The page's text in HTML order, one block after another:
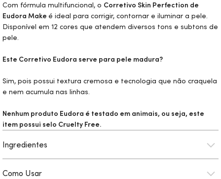
Com fórmula multifuncional, o Corretivo Skin Perfection de
Eudora Make é ideal para corrigir, contornar e iluminar a pele.
Disponível em 12 cores que atendem diversos tons e subtons de
pele.
Este Corretivo Eudora serve para pele madura?
Sim, pois possui textura cremosa e tecnologia que não craquela
e nem acumula nas linhas.
Nenhum produto Eudora é testado em animais, ou seja, este
item possui selo Cruelty Free.
Ingredientes
Como Usar